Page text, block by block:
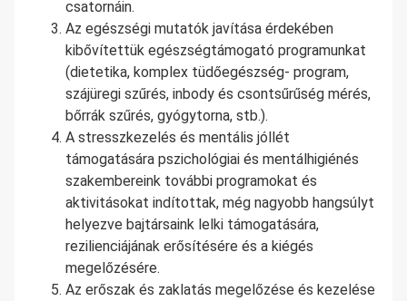
csatornáin.
Az egészségi mutatók javítása érdekében
kibővítettük egészségtámogató programunkat
(dietetika, komplex tüdőegészség- program,
szájüregi szűrés, inbody és csontsűrűség mérés,
bőrrák szűrés, gyógytorna, stb.).
A stresszkezelés és mentális jóllét
támogatására pszichológiai és mentálhigiénés
szakembereink további programokat és
aktivitásokat indítottak, még nagyobb hangsúlyt
helyezve bajtársaink lelki támogatására,
rezilienciájának erősítésére és a kiégés
megelőzésére.
Az erőszak és zaklatás megelőzése és kezelése